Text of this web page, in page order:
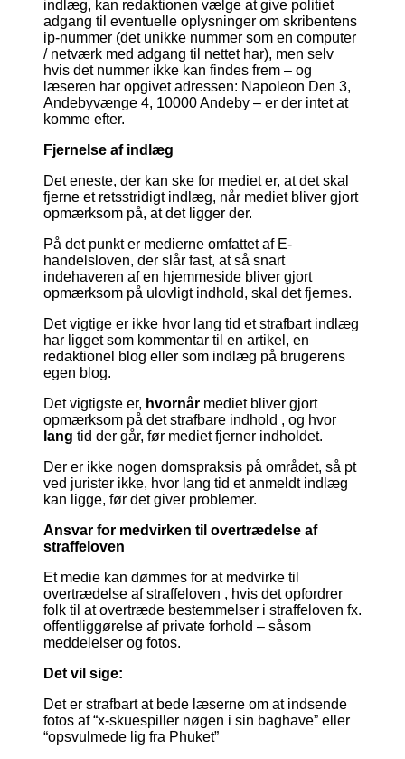
indlæg, kan redaktionen vælge at give politiet
adgang til eventuelle oplysninger om skribentens
ip-nummer (det unikke nummer som en computer
/ netværk med adgang til nettet har), men selv
hvis det nummer ikke kan findes frem – og
læseren har opgivet adressen: Napoleon Den 3,
Andebyvænge 4, 10000 Andeby – er der intet at
komme efter.
Fjernelse af indlæg
Det eneste, der kan ske for mediet er, at det skal
fjerne et retsstridigt indlæg, når mediet bliver gjort
opmærksom på, at det ligger der.
På det punkt er medierne omfattet af E-
handelsloven, der slår fast, at så snart
indehaveren af en hjemmeside bliver gjort
opmærksom på ulovligt indhold, skal det fjernes.
Det vigtige er ikke hvor lang tid et strafbart indlæg
har ligget som kommentar til en artikel, en
redaktionel blog eller som indlæg på brugerens
egen blog.
Det vigtigste er, hvornår mediet bliver gjort
opmærksom på det strafbare indhold , og hvor
lang tid der går, før mediet fjerner indholdet.
Der er ikke nogen domspraksis på området, så pt
ved jurister ikke, hvor lang tid et anmeldt indlæg
kan ligge, før det giver problemer.
Ansvar for medvirken til overtrædelse af
straffeloven
Et medie kan dømmes for at medvirke til
overtrædelse af straffeloven , hvis det opfordrer
folk til at overtræde bestemmelser i straffeloven fx.
offentliggørelse af private forhold – såsom
meddelelser og fotos.
Det vil sige:
Det er strafbart at bede læserne om at indsende
fotos af “x-skuespiller nøgen i sin baghave” eller
“opsvulmede lig fra Phuket”